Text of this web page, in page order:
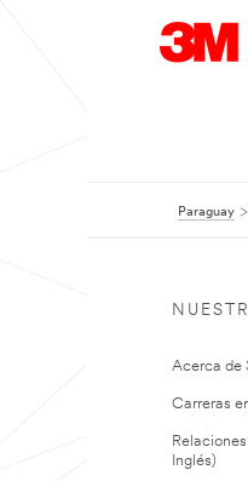
Paraguay
Acerca de
Carreras
Inglés)